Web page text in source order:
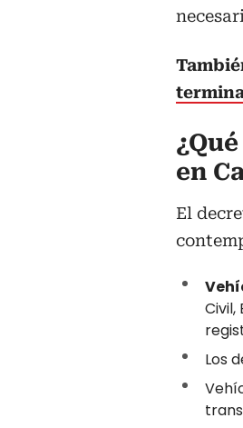
en
El
Los